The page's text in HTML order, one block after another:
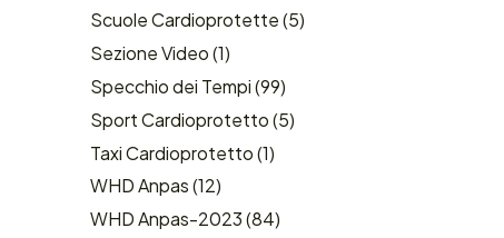
Scuole Cardioprotette(5)
Sezione Video(1)
Specchio dei Tempi(99)
Sport Cardioprotetto(5)
Taxi Cardioprotetto(1)
WHD Anpas(12)
WHD Anpas-2023(84)